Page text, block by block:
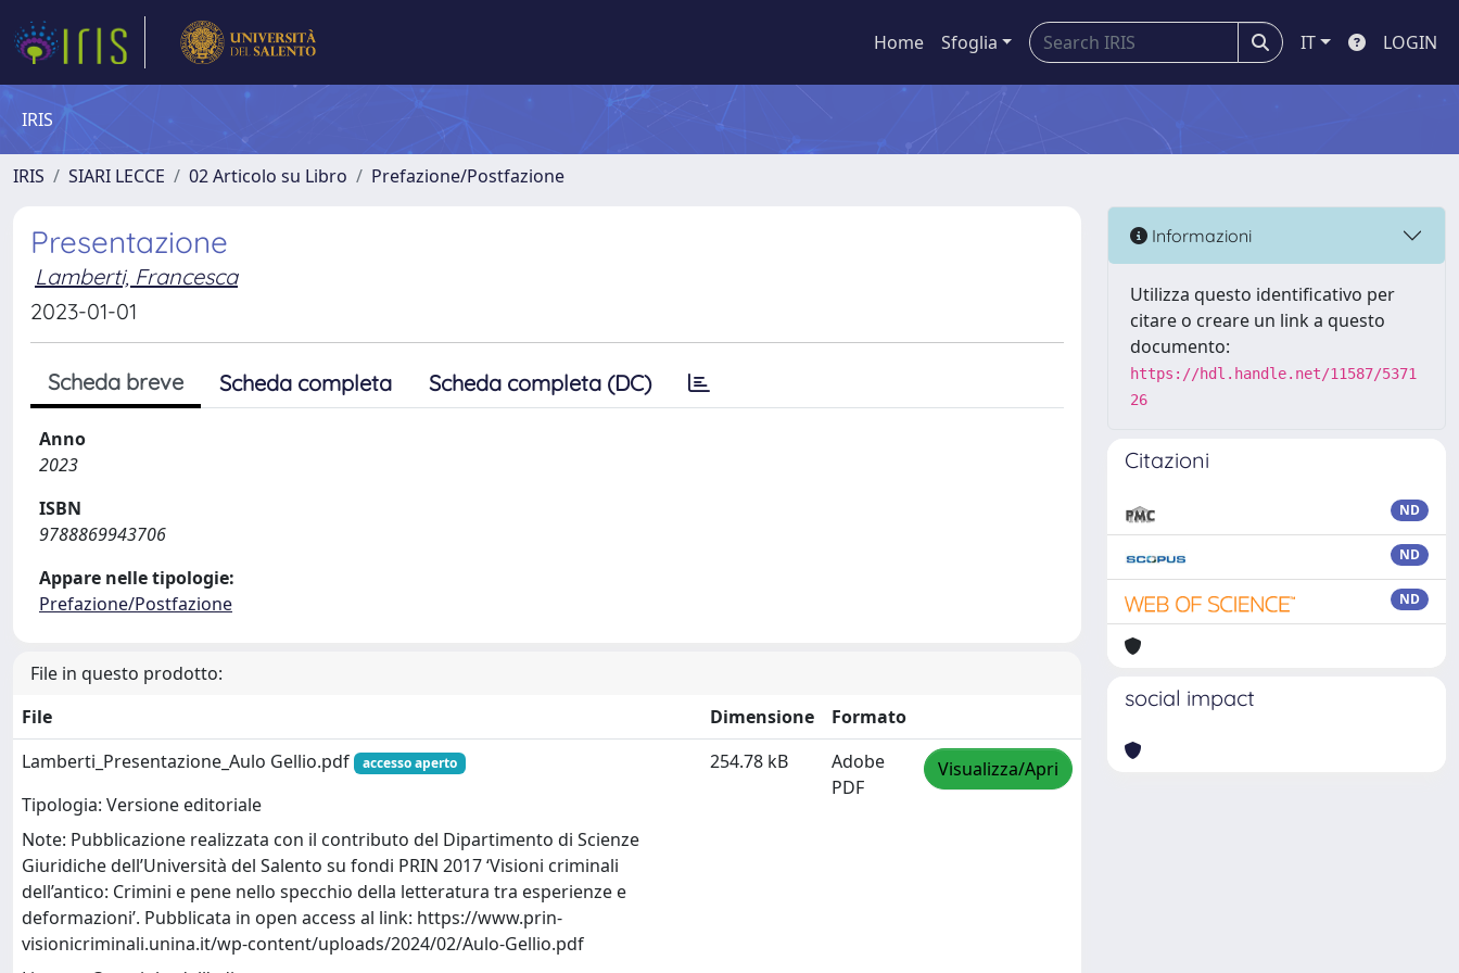
Home Sfoglia IT LOGIN
IRIS
IRIS SIARI LECCE 02 Articolo su Libro Prefazione/Postfazione
Presentazione
Lamberti, Francesca
2023-01-01
Scheda breve Scheda completa Scheda completa (DC)
Anno
2023
ISBN
9788869943706
Appare nelle tipologie:
Prefazione/Postfazione
File in questo prodotto:
File
Dimensione
Formato
Lamberti_Presentazione_Aulo Gellio.pdf
accesso aperto
Tipologia: Versione editoriale
Note: Pubblicazione realizzata con il contributo del Dipartimento di Scienze
Giuridiche dell’Università del Salento su fondi PRIN 2017 ‘Visioni criminali
dell’antico: Crimini e pene nello specchio della letteratura tra esperienze e
deformazioni’. Pubblicata in open access al link: https://www.prin-
visionicriminali.unina.it/wp-content/uploads/2024/02/Aulo-Gellio.pdf
254.78 kB
Adobe
PDF
Visualizza/Apri
Informazioni
Utilizza questo identificativo per
citare o creare un link a questo
documento:
https://hdl.handle.net/11587/5371
26
Citazioni
ND
ND
ND
social impact